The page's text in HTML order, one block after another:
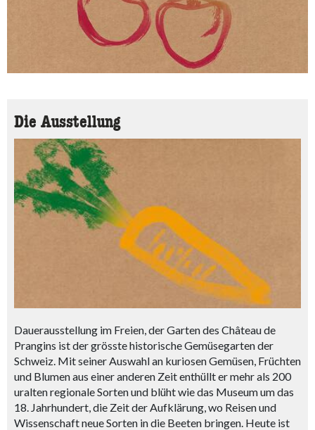
Die Ausstellung
Dauerausstellung im Freien, der Garten des Château de
Prangins ist der grösste historische Gemüsegarten der
Schweiz. Mit seiner Auswahl an kuriosen Gemüsen, Früchten
und Blumen aus einer anderen Zeit enthüllt er mehr als 200
uralten regionale Sorten und blüht wie das Museum um das
18. Jahrhundert, die Zeit der Aufklärung, wo Reisen und
Wissenschaft neue Sorten in die Beeten bringen. Heute ist